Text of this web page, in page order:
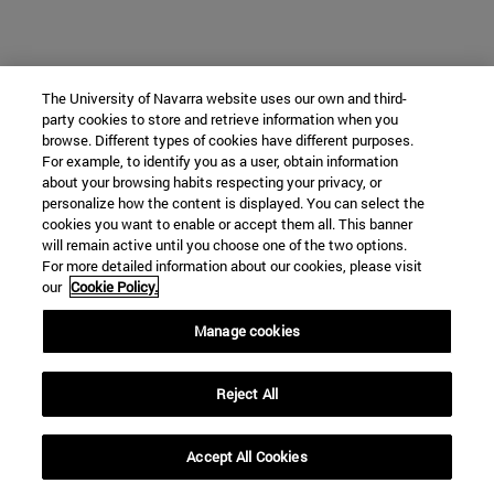
The University of Navarra website uses our own and third-
party cookies to store and retrieve information when you
browse. Different types of cookies have different purposes.
For example, to identify you as a user, obtain information
about your browsing habits respecting your privacy, or
personalize how the content is displayed. You can select the
cookies you want to enable or accept them all. This banner
will remain active until you choose one of the two options.
For more detailed information about our cookies, please visit
our Cookie Policy.
Manage cookies
Reject All
Accept All Cookies